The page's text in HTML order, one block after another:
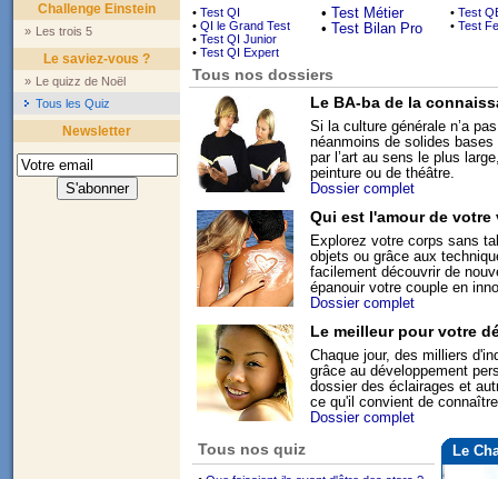
Challenge Einstein
» Les trois 5
Le saviez-vous ?
» Le quizz de Noël
Tous les Quiz
Newsletter
• Test QI
• QI le Grand Test
• Test QI Junior
• Test QI Expert
•
Test Métier
•
Test Bilan Pro
• Test
• Test
Tous nos dossiers
Le BA-ba de la
Si la culture générale n’a
néanmoins de solides
par l’art au sens le plus
peinture ou de théâtre.
Dossier complet
Qui est l'amour de votre
Explorez votre corps sans
objets ou grâce aux
facilement découvrir de
épanouir votre couple en
Dossier complet
Le meilleur pour votre
Chaque jour, des milliers
grâce au développement
dossier des éclairages et
ce qu'il convient de
Dossier complet
Tous nos quiz Le